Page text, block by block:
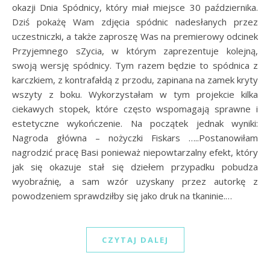
okazji Dnia Spódnicy, który miał miejsce 30 października.
Dziś pokażę Wam zdjęcia spódnic nadesłanych przez
uczestniczki, a także zaproszę Was na premierowy odcinek
Przyjemnego sZycia, w którym zaprezentuje kolejną,
swoją wersję spódnicy. Tym razem będzie to spódnica z
karczkiem, z kontrafałdą z przodu, zapinana na zamek kryty
wszyty z boku. Wykorzystałam w tym projekcie kilka
ciekawych stopek, które często wspomagają sprawne i
estetyczne wykończenie. Na początek jednak wyniki:
Nagroda główna – nożyczki Fiskars …..Postanowiłam
nagrodzić pracę Basi ponieważ niepowtarzalny efekt, który
jak się okazuje stał się dziełem przypadku pobudza
wyobraźnię, a sam wzór uzyskany przez autorkę z
powodzeniem sprawdziłby się jako druk na tkaninie.…
CZYTAJ DALEJ